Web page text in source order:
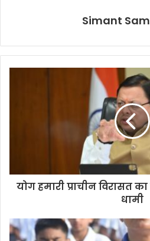
Simant
योग हमारी प्राचीन विरासत
धामी